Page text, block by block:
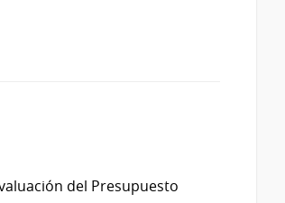
del Presupuesto